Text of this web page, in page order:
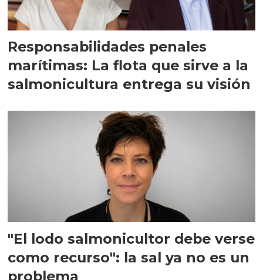
Responsabilidades penales
marítimas: La flota que sirve a la
salmonicultura entrega su visión
"El lodo salmonicultor debe verse
como recurso": la sal ya no es un
problema